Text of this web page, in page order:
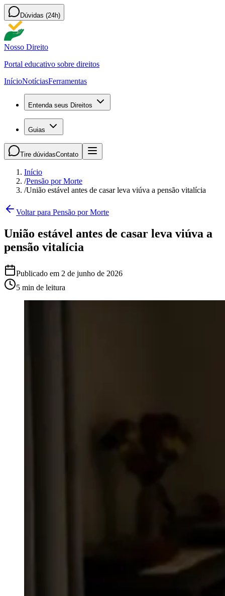
Dúvidas (24h)
Nosso Direito
Portal educativo sobre direitos
InícioNotíciasFerramentas
Entenda seus Direitos
Guias
Tire dúvidasContato
Início
/Pensão por Morte
/União estável antes de casar leva viúva a pensão vitalícia
Voltar para Pensão por Morte
União estável antes de casar leva viúva a
pensão vitalícia
Publicado em 2 de junho de 2026
5 min de leitura